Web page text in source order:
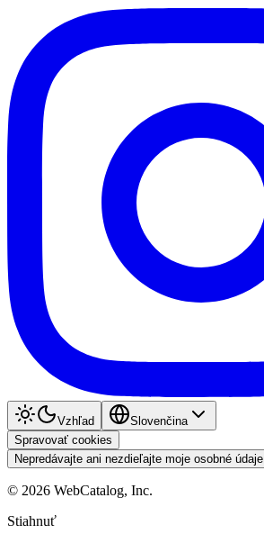
Vzhľad
Slovenčina
Spravovať cookies
Nepredávajte ani nezdieľajte moje osobné údaje
© 2026 WebCatalog, Inc.
Stiahnuť